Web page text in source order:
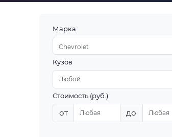
Марка
Chevrolet
Кузов
Стоимость (руб.)
от до